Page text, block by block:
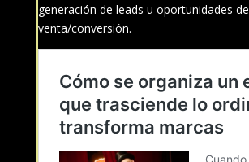
generación de leads u oportunidades de
venta/conversión.